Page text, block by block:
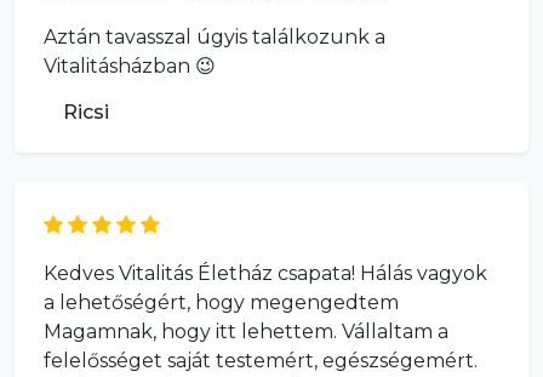
Aztán tavasszal úgyis találkozunk a
Vitalitásházban 😉
Ricsi
Kedves Vitalitás Életház csapata! Hálás vagyok
a lehetőségért, hogy megengedtem
Magamnak, hogy itt lehettem. Vállaltam a
felelősséget saját testemért, egészségemért.